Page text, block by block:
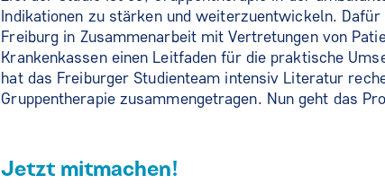
Indikationen zu stärken und weiterzuentwickeln.
Freiburg in Zusammenarbeit mit Vertretungen von
Krankenkassen einen Leitfaden für die praktische
hat das Freiburger Studienteam intensiv Literatur
Gruppentherapie zusammengetragen. Nun geht das
Jetzt mitmachen!